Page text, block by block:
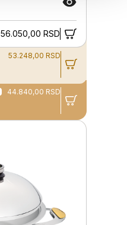
56.050,00 RSD
53.248,00 RSD
44.840,00 RSD